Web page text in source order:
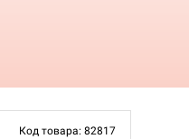
Код товара: 82817